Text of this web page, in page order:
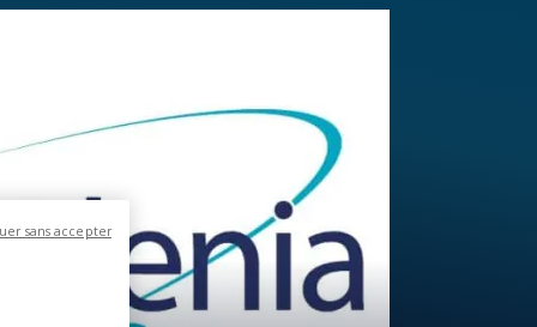
développer une constellation de
sans accepter